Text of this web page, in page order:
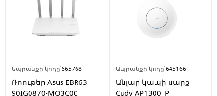
Ապրանքի կոդը՝665768
Ռոութեր Asus EBR63
90IG0870-MO3C00
Ապրանքի կոդը՝645166
Անլար կապի սարք
Cudy AP1300_P